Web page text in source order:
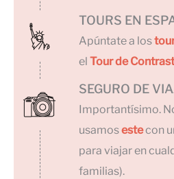
TOURS EN
Apúntate a los
el Tour de
SEGURO DE
Importantísimo.
usamosestecon
para viajar en
familias).